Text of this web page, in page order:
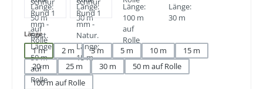
Längeauswählen
1 m 2 m 3 m 5 m 10 m
15 m
20 m
25 m 30 m
50 m auf Rolle
100 m auf Rolle